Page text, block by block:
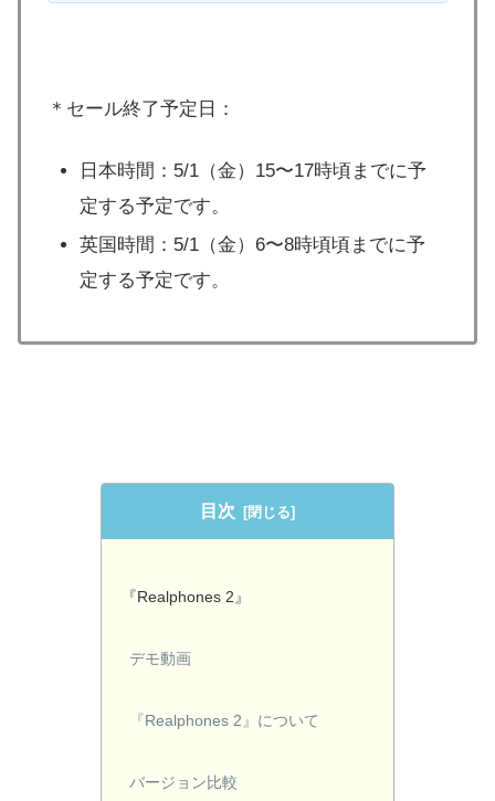
＊セール終了予定日：
日本時間：5/1（金）15〜17時頃までに予
定する予定です。
英国時間：5/1（金）6〜8時頃頃までに予
定する予定です。
目次
『Realphones 2』
デモ動画
『Realphones 2』について
バージョン比較